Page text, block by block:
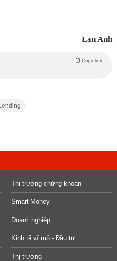
Lan Anh
Copy link
Thị trường chứng khoán
Smart Money
Doanh nghiệp
Kinh tế vĩ mô - Đầu tư
Thị trường